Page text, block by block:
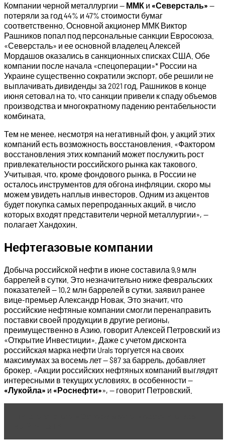
Компании черной металлургии — ММК и «Северсталь» —
потеряли за год 44% и 47% стоимости бумаг
соответственно. Основной акционер ММК Виктор
Рашников попал под персональные санкции Евросоюза.
«Северсталь» и ее основной владелец Алексей
Мордашов оказались в санкционных списках США. Обе
компании после начала «спецоперации»* России на
Украине существенно сократили экспорт, обе решили не
выплачивать дивиденды за 2021 год. Рашников в конце
июня сетовал на то, что санкции привели к спаду объемов
производства и многократному падению рентабельности
комбината.
Тем не менее, несмотря на негативный фон, у акций этих
компаний есть возможность восстановления. «Фактором
восстановления этих компаний может послужить рост
привлекательности российского рынка как такового.
Учитывая, что, кроме фондового рынка, в России не
осталось инструментов для обгона инфляции, скоро мы
можем увидеть наплыв инвесторов. Одним из акцентов
будет покупка самых перепроданных акций, в число
которых входят представители черной металлургии», —
полагает Хандохин.
Нефтегазовые компании
Добыча российской нефти в июне составила 9,9 млн
баррелей в сутки. Это незначительно ниже февральских
показателей — 10,2 млн баррелей в сутки, заявил ранее
вице-премьер Александр Новак. Это значит, что
российские нефтяные компании смогли перенаправить
поставки своей продукции в другие регионы,
преимущественно в Азию, говорит Алексей Петровский из
«Открытие Инвестиции». Даже с учетом дисконта
российская марка нефти Urals торгуется на своих
максимумах за восемь лет — $87 за баррель, добавляет
брокер. «Акции российских нефтяных компаний выглядят
интересными в текущих условиях, в особенности —
«Лукойла» и «Роснефти»», — говорит Петровский.